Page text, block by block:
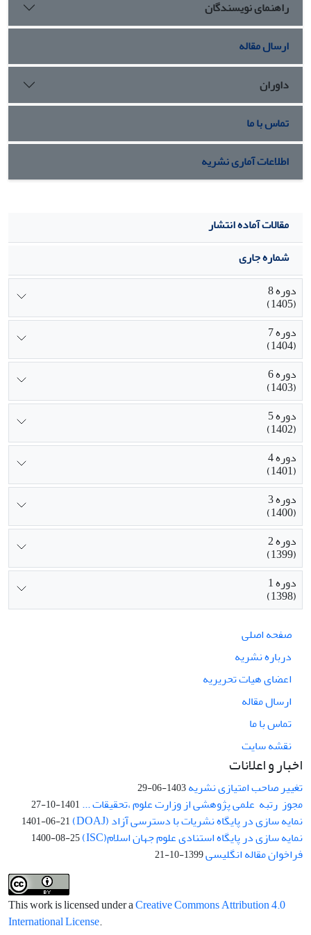
راهنمای نویسندگان
ارسال مقاله
داوران
تماس با ما
اطلاعات آماری نشریه
مقالات آماده انتشار
شماره جاری
دوره 8
(1405)
دوره 7
(1404)
دوره 6
(1403)
دوره 5
(1402)
دوره 4
(1401)
دوره 3
(1400)
دوره 2
(1399)
دوره 1
(1398)
صفحه اصلی
درباره نشریه
اعضای هیات تحریریه
ارسال مقاله
تماس با ما
نقشه سایت
اخبار و اعلانات
تغییر صاحب امتیازی نشریه1403-06-29
مجوز رتبه علمی پژوهشی از وزارت علوم ،تحقیقات ...1401-10-27
نمایه سازی در پایگاه نشریات با دسترسی آزاد (DOAJ) 1401-06-21
نمایه سازی در پایگاه استنادی علوم جهان اسلام(ISC) 1400-08-25
فراخوان مقاله انگلیسی1399-10-21
This work is licensed under aCreative Commons Attribution 4.0
International License.